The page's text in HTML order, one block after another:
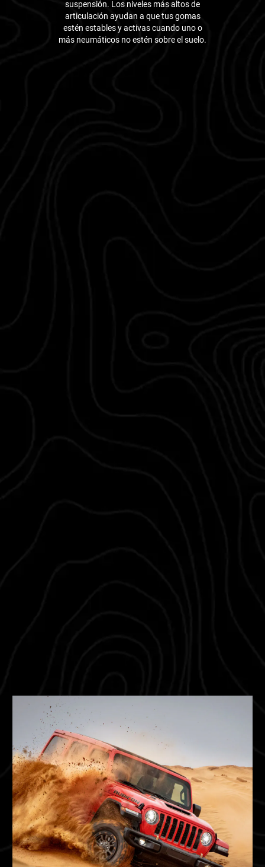
suspensión. Los niveles más altos de
articulación ayudan a que tus gomas
estén estables y activas cuando uno o
más neumáticos no estén sobre el suelo.